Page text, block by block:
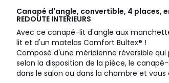
Canapé d'angle, convertible, 4 places,
REDOUTE INTERIEURS
Avec ce canapé-lit d'angle aux
lit et d'un matelas Comfort Bultex® !
Composé d'une méridienne réversible
selon la disposition de la pièce, le
dans le salon ou dans la chambre et